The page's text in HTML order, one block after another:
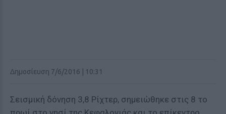
Δημοσίευση 7/6/2016 | 10:31
Σεισμική δόνηση 3,8 Ρίχτερ, σημειώθηκε στις 8 το